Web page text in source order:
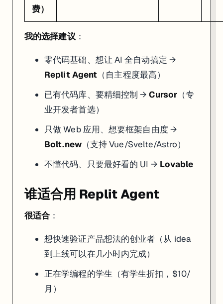
费）
我的选择建议 ：
零代码基础、想让 AI 全自动搞定 →
Replit Agent （自主程度最高）
已有代码库、要精细控制 →Cursor （专
业开发者首选）
只做 Web 应用、想要框架自由度 →
Bolt.new（支持 Vue/Svelte/Astro）
不懂代码、只要最好看的 UI → Lovable
谁适合用 Replit Agent
很适合 ：
想快速验证产品想法的创业者（从 idea
到上线可以在几小时内完成）
正在学编程的学生（有学生折扣，$10/
月）